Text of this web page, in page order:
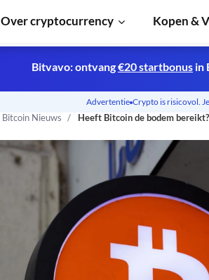
Over cryptocurrency Kopen &
Bitcoin Nieuws Heeft Bitcoin de bodem
Bitvavo: ontvang€20 startbonus in
Advertentie Crypto is risicovol.